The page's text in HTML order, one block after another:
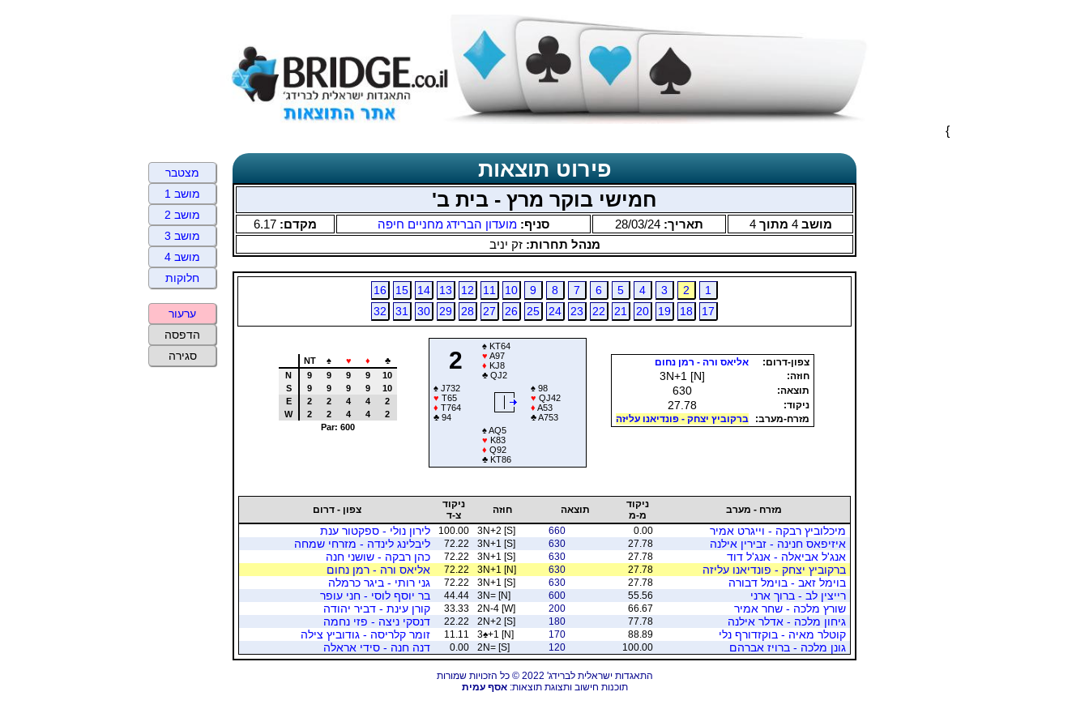
}
פירוט תוצאות
חמישי בוקר מרץ - בית ב'
מושב4 מתוך4 תאריך: 28/03/24 סניף: מועדון הברידג מחניים חיפה מקדם: 6.17
מנהל תחרות:זק יניב
1
2
3
4
5
6
7
8
9
10
11
12
13
14
15
16
17
18
19
20
21
22
23
24
25
26
27
28
29
30
31
32
צפון-דרום:
אליאס ורה - רמן נחום
חוזה:
3N+1 [N]
תוצאה: 630
ניקוד: 27.78
מזרח-מערב: ברקוביץ יצחק - פונדיאנו עליזה
2
♠ KT64
♥ A97
♦ KJ8
♣ QJ2
♠ J732
♥ T65
♦ T764
♣ 94
♠ 98
♥ QJ42
♦ A53
♣A753
♠AQ5
♥ K83
♦ Q92
♣ KT86
NT ♠ ♥ ♦
♣
N
9 9 9 9
10
S
9 9 9 9
10
E
2 2 4 4
2
W
2 2 4 4
2
Par: 600
מזרח - מערב
ניקוד
מ-מ
תוצאה חוזה
ניקוד
צ-ד
צפון - דרום
מיכלוביץ רבקה - וייגרט אמיר 0.00
660
3N+2 [S]
100.00
לירון נולי - ספקטור ענת
איזיפאס חנינה - זבירין אילנה
27.78
630
3N+1 [S]
72.22
ליבלינג לינדה - מזרחי שמחה
אנג'ל אביאלה - אנג'ל דוד
27.78
630
3N+1 [S]
72.22
כהן רבקה - שושני חנה
ברקוביץ יצחק - פונדיאנו עליזה
27.78
630
3N+1 [N]
72.22
אליאס ורה - רמן נחום
בוימל זאב - בוימל דבורה
27.78
630
3N+1 [S]
72.22
גני רותי - ביגר כרמלה
רייצין לב - ברוך ארני
55.56
600
3N= [N]
44.44
בר יוסף לוסי - חני עופר
שורץ מלכה - שחר אמיר
66.67
200
2N-4 [W]
33.33
קורן עינת - דביר יהודה
גיחון מלכה - אדלר אילנה
77.78
180
2N+2 [S]
22.22
דנסקי ניצה - פזי נחמה
קוטלר מאיה - בוקזדורף נלי
88.89
170
3♠+1 [N]
11.11
זומר קלריסה - גודוביץ צילה
גונן מלכה - ברויז אברהם
100.00
120
2N= [S]
0.00 דנה חנה - סידי אראלה
התאגדות ישראלית לברידג' 2022 © כל הזכויות שמורות
תוכנות חישוב ותצוגת תוצאות:אסף עמית
מצטבר
מושב 1
מושב 2
מושב 3
מושב 4
חלוקות
ערעור
הדפסה
סגירה